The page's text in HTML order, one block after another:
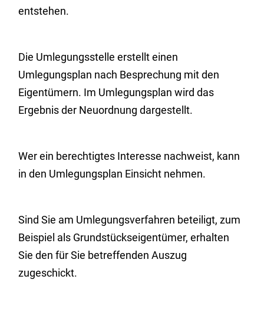
entstehen.
Die Umlegungsstelle erstellt einen
Umlegungsplan nach Besprechung mit den
Eigentümern. Im Umlegungsplan wird das
Ergebnis der Neuordnung dargestellt.
Wer ein berechtigtes Interesse nachweist, kann
in den Umlegungsplan Einsicht nehmen.
Sind Sie am Umlegungsverfahren beteiligt, zum
Beispiel als Grundstückseigentümer, erhalten
Sie den für Sie betreffenden Auszug
zugeschickt.